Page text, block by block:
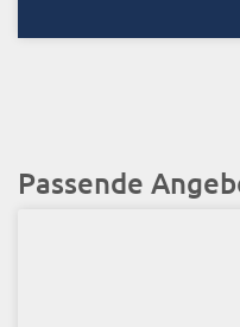
Passende